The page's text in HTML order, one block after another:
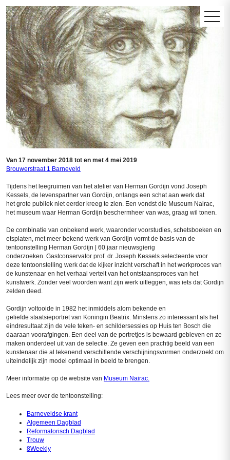
main
content
Van 17 november 2018 tot en met 4 mei 2019
Brouwerstraat 1 Barneveld
Tijdens het leegruimen van het atelier van Herman Gordijn vond Joseph
Kessels, de levenspartner van Gordijn, onlangs een schat aan werk dat
het grote publiek niet eerder kreeg te zien. Een vondst die Museum Nairac,
het museum waar Herman Gordijn beschermheer van was, graag wil tonen.
De combinatie van onbekend werk, waaronder voorstudies, schetsboeken en
etsplaten, met meer bekend werk van Gordijn vormt de basis van de
tentoonstelling Herman Gordijn | 60 jaar nieuwsgierig
onderzoeken. Gastconservator prof. dr. Joseph Kessels selecteerde voor
deze tentoonstelling werk dat de kijker inzicht verschaft in het werkproces van
de kunstenaar en het verhaal vertelt van het ontstaansproces van het
kunstwerk. Zonder veel woorden want zijn werk uitleggen, was iets dat Gordijn
zelden deed.
Gordijn voltooide in 1982 het inmiddels alom bekende en
geliefde staatsieportret van Koningin Beatrix. Minstens zo interessant als het
eindresultaat zijn de vele teken- en schildersessies op Huis ten Bosch die
daaraan voorafgingen. Een deel van de portretjes is bewaard gebleven en ze
maken onderdeel uit van de selectie. Ze geven een prachtig beeld van een
kunstenaar die al tekenend verschillende verschijningsvormen onderzoekt om
uiteindelijk zijn model optimaal in beeld te brengen.
Meer informatie op de website van Museum Nairac.
Lees meer over de tentoonstelling:
Barneveldse krant
Algemeen Dagblad
Reformatorisch Dagblad
Trouw
8Weekly